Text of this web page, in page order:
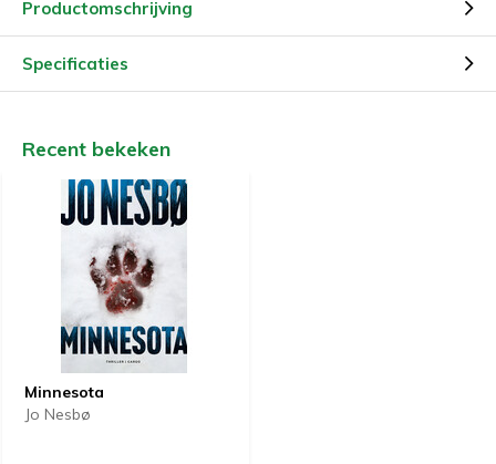
Productomschrijving
Specificaties
Recent bekeken
Minnesota
Jo Nesbø